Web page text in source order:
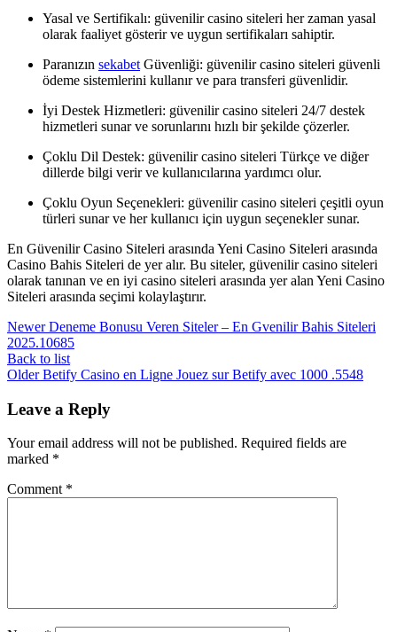
Yasal ve Sertifikalı: güvenilir casino siteleri her zaman yasal
olarak faaliyet gösterir ve uygun sertifikaları sahiptir.
Paranızın sekabet Güvenliği: güvenilir casino siteleri güvenli
ödeme sistemlerini kullanır ve para transferi güvenlidir.
İyi Destek Hizmetleri: güvenilir casino siteleri 24/7 destek
hizmetleri sunar ve sorunlarını hızlı bir şekilde çözerler.
Çoklu Dil Destek: güvenilir casino siteleri Türkçe ve diğer
dillerde bilgi verir ve kullanıcılarına yardımcı olur.
Çoklu Oyun Seçenekleri: güvenilir casino siteleri çeşitli oyun
türleri sunar ve her kullanıcı için uygun seçenekler sunar.
En Güvenilir Casino Siteleri arasında Yeni Casino Siteleri arasında
Casino Bahis Siteleri de yer alır. Bu siteler, güvenilir casino siteleri
olarak tanınan ve en iyi casino siteleri arasında yer alan Yeni Casino
Siteleri arasında seçimi kolaylaştırır.
Newer Deneme Bonusu Veren Siteler – En Gvenilir Bahis Siteleri
2025.10685
Back to list
Older Betify Casino en Ligne Jouez sur Betify avec 1000 .5548
Leave a Reply
Your email address will not be published. Required fields are
marked *
Comment *